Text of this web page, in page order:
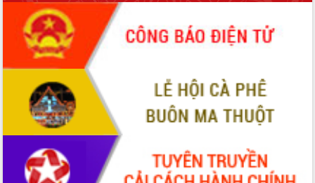
Diễn đàn Kinh tế tư nhân Việt Nam đột
phá cơ chế - Hợp tác công tư
Đề án 06 tạo bước ngoặt đột phá trong
cải cách hành chính tỉnh Đắk Lắk
Kết nối tour, đẩy mạnh chuyển đổi số
để phát triển du lịch Đắk Lắk
Khởi động Dự án Đầu tư xây dựng hạ
tầng kỹ thuật Cụm công nghiệp Tân
Gặp mặt các cơ quan báo chí nhân Kỷ
niệm 101 năm Ngày Báo chí Cách
mạng Việt Nam